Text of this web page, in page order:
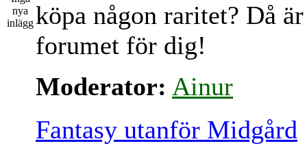
köpa någon raritet? Då
forumet för dig!
Moderator: Ainur
Fantasy utanför Midgård